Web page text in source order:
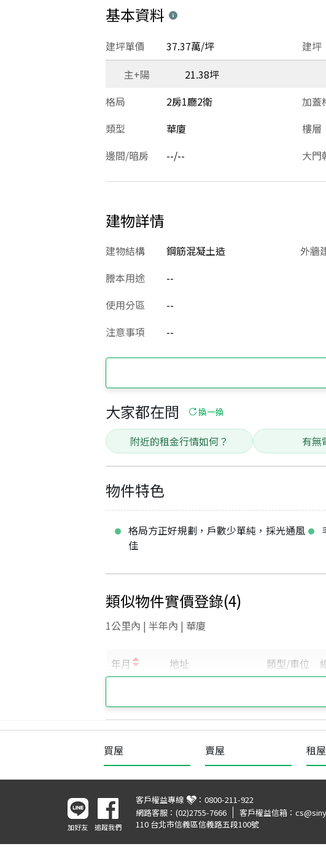
基本資料
建坪
建坪單價 37.37萬/坪
主+陽
21.38坪
格局
2房1廳2衛 加蓋
類型
華廈 樓層
邊間/暗房
--/-- 大門
建物詳情
建物結構 鋼筋混凝土造 外牆
謄本用途
--
使用分區
--
注意事項
--
大家都在問 換一換
附近的租金行情如何？ 有無
物件特色
格局方正好規劃，戶數少單純，採光通風
佳
類似物件實價登錄(4)
1公里內 | 半年內 | 華廈
買屋 賣屋 租屋
加好友 追蹤我們
客戶權益專線 ： 0800-211-922
網路客服： (02)2755-7666 客戶權益信箱：
110 台北市信義區信義路五段100號